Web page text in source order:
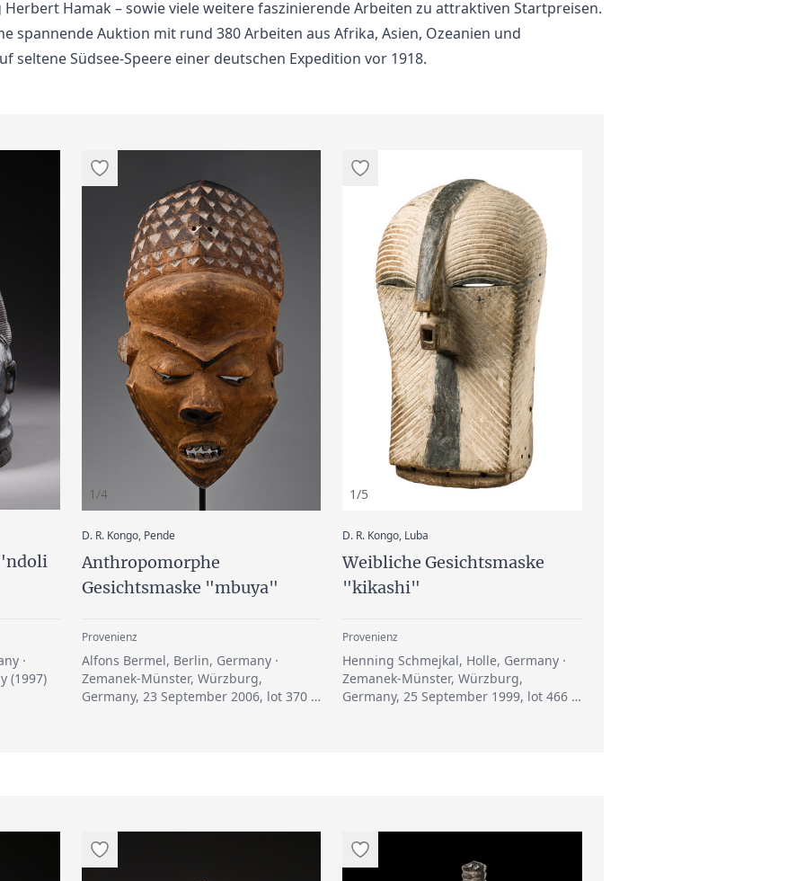
Hamak – sowie viele weitere faszinierende Arbeiten zu attraktiven Startpreisen.
spannende Auktion mit rund 380 Arbeiten aus Afrika, Asien, Ozeanien und
seltene Südsee-Speere einer deutschen Expedition vor 1918.
·
(1997)
1/4
D. R. Kongo, Pende:
Anthropomorphe
Gesichtsmaske "mbuya"
Provenienz
Alfons Bermel, Berlin, Germany ·
Zemanek-Münster, Würzburg,
Germany, 23 September 2006, lot 370 ·
1/5
D. R. Kongo, Luba
Weibliche Gesichtsmaske
"kikashi"
Provenienz
Henning Schmejkal, Holle, Germany ·
Zemanek-Münster, Würzburg,
Germany, 25 September 1999, lot 466 ·